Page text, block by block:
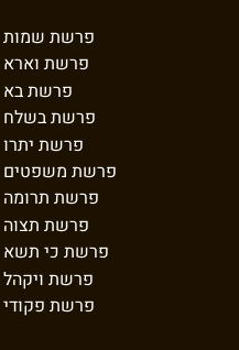
פרשת שמות
פרשת וארא
פרשת בא
פרשת בשלח
פרשת יתרו
פרשת משפטים
פרשת תרומה
פרשת תצוה
פרשת כי תשא
פרשת ויקהל
פרשת פקודי